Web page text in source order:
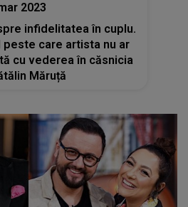
2023
infidelitatea în cuplu.
care artista nu ar
cu vederea în căsnicia
Măruță